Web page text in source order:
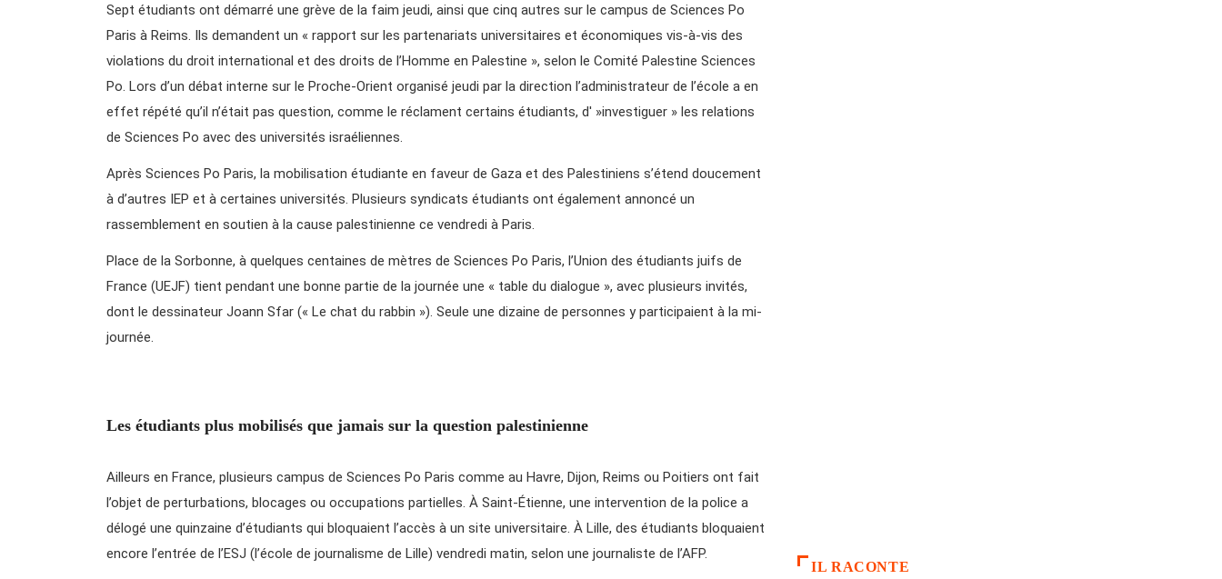
Sept étudiants ont démarré une grève de la faim jeudi, ainsi que cinq autres sur le campus de Sciences Po
Paris à Reims. Ils demandent un « rapport sur les partenariats universitaires et économiques vis-à-vis des
violations du droit international et des droits de l’Homme en Palestine », selon le Comité Palestine Sciences
Po. Lors d’un débat interne sur le Proche-Orient organisé jeudi par la direction l’administrateur de l’école a en
effet répété qu’il n’était pas question, comme le réclament certains étudiants, d' »investiguer » les relations
de Sciences Po avec des universités israéliennes.
Après Sciences Po Paris, la mobilisation étudiante en faveur de Gaza et des Palestiniens s’étend doucement
à d’autres IEP et à certaines universités. Plusieurs syndicats étudiants ont également annoncé un
rassemblement en soutien à la cause palestinienne ce vendredi à Paris.
Place de la Sorbonne, à quelques centaines de mètres de Sciences Po Paris, l’Union des étudiants juifs de
France (UEJF) tient pendant une bonne partie de la journée une « table du dialogue », avec plusieurs invités,
dont le dessinateur Joann Sfar (« Le chat du rabbin »). Seule une dizaine de personnes y participaient à la mi-
journée.
Les étudiants plus mobilisés que jamais sur la question palestinienne
Ailleurs en France, plusieurs campus de Sciences Po Paris comme au Havre, Dijon, Reims ou Poitiers ont fait
l’objet de perturbations, blocages ou occupations partielles. À Saint-Étienne, une intervention de la police a
délogé une quinzaine d’étudiants qui bloquaient l’accès à un site universitaire. À Lille, des étudiants bloquaient
encore l’entrée de l’ESJ (l’école de journalisme de Lille) vendredi matin, selon une journaliste de l’AFP.
IL RACONTE